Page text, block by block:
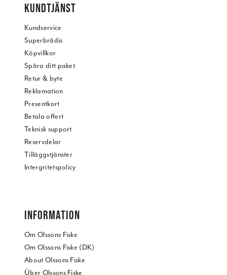
KUNDTJÄNST
Kundservice
Superbrådis
Köpvillkor
Spåra ditt paket
Retur & byte
Reklamation
Presentkort
Betala offert
Teknisk support
Reservdelar
Tilläggstjänster
Intergritetspolicy
INFORMATION
Om Olssons Fiske
Om Olssons Fiske (DK)
About Olssons Fiske
Über Olssons Fiske